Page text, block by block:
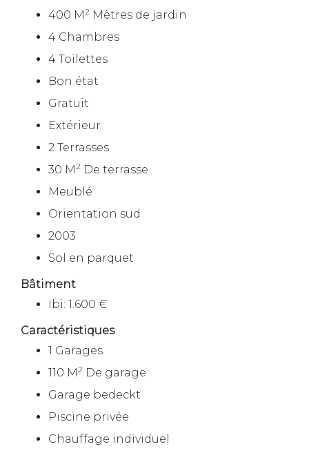
400 M2 Mètres de jardin
4 Chambres
4 Toilettes
Bon état
Gratuit
Extérieur
2 Terrasses
30 M2 De terrasse
Meublé
Orientation sud
2003
Sol en parquet
Bâtiment
Ibi: 1.600 €
Caractéristiques
1 Garages
110 M2 De garage
Garage bedeckt
Piscine privée
Chauffage individuel